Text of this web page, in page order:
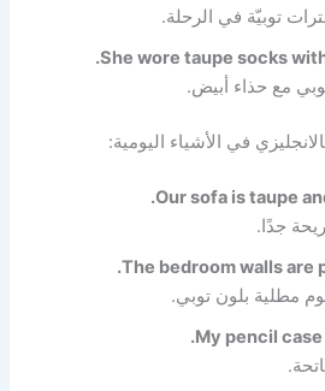
توبيّة في الرحلة.
She wore taupe socks
مع حذاء أبيض.
في الأشياء اليومية:
Our sofa is taupe
جدًا.
The bedroom walls are
مطلية بلون توبي.
My pencil case